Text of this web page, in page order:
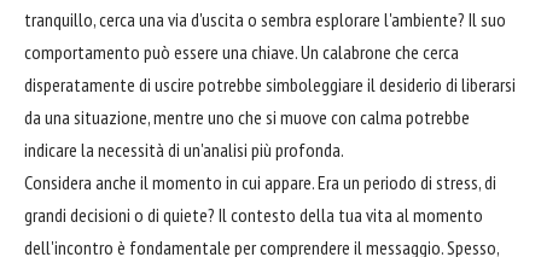
tranquillo, cerca una via d'uscita o sembra esplorare l'ambiente? Il suo
comportamento può essere una chiave. Un calabrone che cerca
disperatamente di uscire potrebbe simboleggiare il desiderio di liberarsi
da una situazione, mentre uno che si muove con calma potrebbe
indicare la necessità di un'analisi più profonda.
Considera anche il momento in cui appare. Era un periodo di stress, di
grandi decisioni o di quiete? Il contesto della tua vita al momento
dell'incontro è fondamentale per comprendere il messaggio. Spesso,